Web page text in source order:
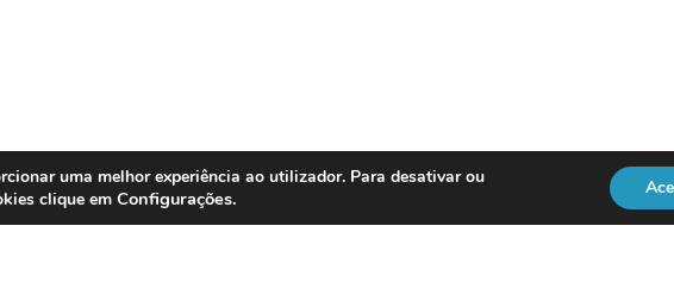
uma melhor experiência ao utilizador. Para desativar ou
clique em Configurações.